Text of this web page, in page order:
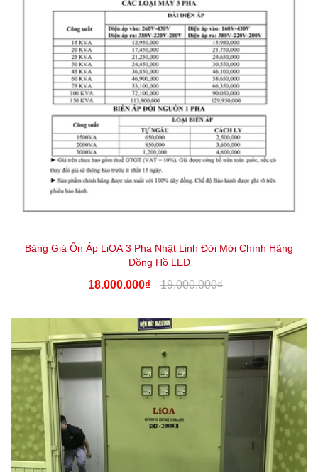
Bảng Giá Ổn Áp LiOA 3 Pha Nhật Linh Đời Mới Chính Hãng
Đồng Hồ LED
18.000.000₫ 19.000.000₫